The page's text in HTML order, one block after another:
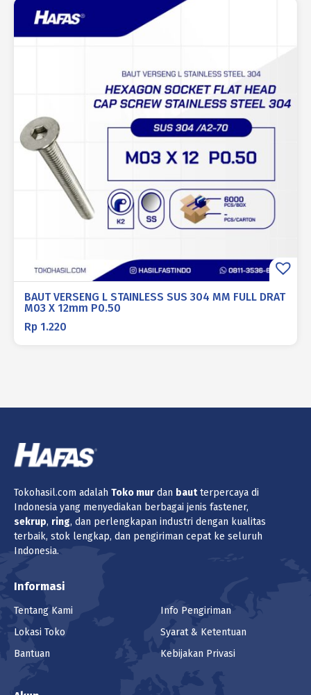
BAUT VERSENG L STAINLESS SUS 304 MM FULL DRAT
M03 X 12mm P0.50
Rp 1.220
Tokohasil.com adalah Toko mur dan bautterpercaya di
Indonesia yang menyediakan berbagai jenis fastener,
sekrup, ring, dan perlengkapan industri dengan kualitas
terbaik, stok lengkap, dan pengiriman cepat ke seluruh
Indonesia.
Informasi
Tentang Kami
Lokasi Toko
Bantuan
Info Pengiriman
Syarat & Ketentuan
Kebijakan Privasi